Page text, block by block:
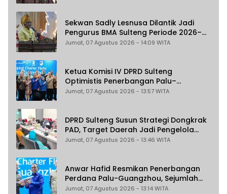
Sekwan Sadly Lesnusa Dilantik Jadi
Pengurus BMA Sulteng Periode 2026–
2031
Jumat, 07 Agustus 2026 - 14:09 WITA
Ketua Komisi IV DPRD Sulteng
Optimistis Penerbangan Palu–
Guangzhou Dongkrak Ekspor dan
Jumat, 07 Agustus 2026 - 13:57 WITA
DPRD Sulteng Susun Strategi Dongkrak
PAD, Target Daerah Jadi Pengelola
Sekaligus Penghasil
Jumat, 07 Agustus 2026 - 13:46 WITA
Anwar Hafid Resmikan Penerbangan
Perdana Palu-Guangzhou, Sejumlah
Maskapai Jajaki Rute Malaysia dan
Jumat, 07 Agustus 2026 - 13:14 WITA